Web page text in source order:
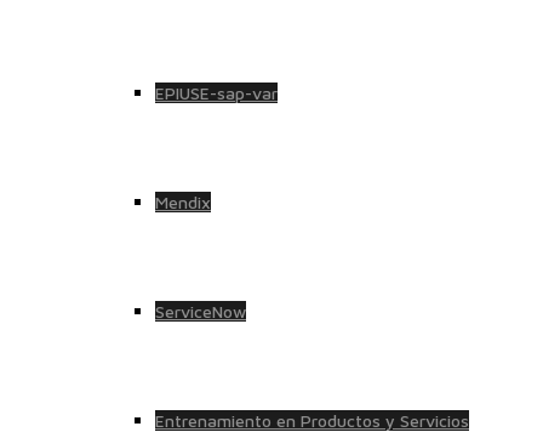
EPIUSE-sap-var
Mendix
ServiceNow
Entrenamiento en Productos y Servicios